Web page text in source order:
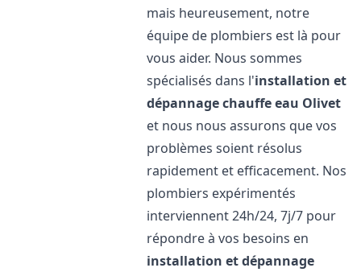
mais heureusement, notre
équipe de plombiers est là pour
vous aider. Nous sommes
spécialisés dans l'installation et
dépannage chauffe eau Olivet
et nous nous assurons que vos
problèmes soient résolus
rapidement et efficacement. Nos
plombiers expérimentés
interviennent 24h/24, 7j/7 pour
répondre à vos besoins en
installation et dépannage